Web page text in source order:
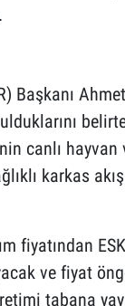
Başkanı
canlı hayvan
karkas
fiyatından
ve fiyat
tabana